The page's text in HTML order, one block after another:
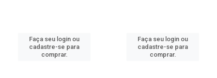
Faça seu login ou
cadastre-se para
comprar.
Faça seu login ou
cadastre-se para
comprar.